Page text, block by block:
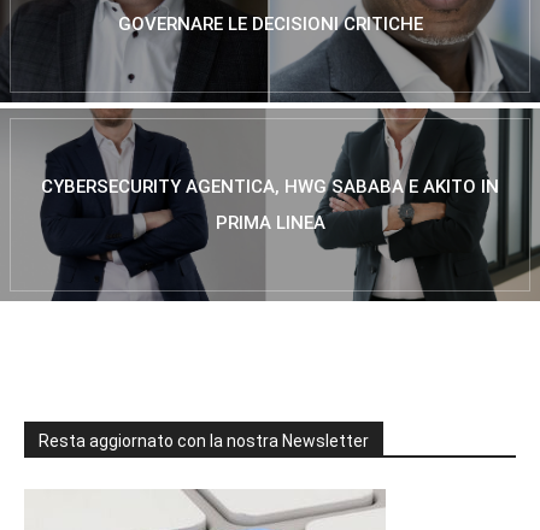
GOVERNARE LE DECISIONI CRITICHE
CYBERSECURITY AGENTICA, HWG SABABA E AKITO IN
PRIMA LINEA
Resta aggiornato con la nostra Newsletter